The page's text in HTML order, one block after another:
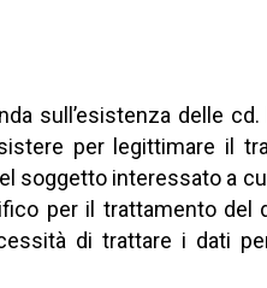
sull’esistenza delle
per legittimare il
soggetto interessato a
per il trattamento
di trattare i dati